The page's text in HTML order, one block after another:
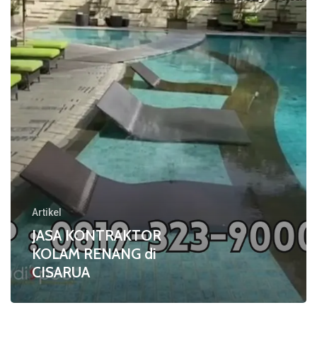
di
CISARUA
Artikel
JASA KONTRAKTOR
KOLAM RENANG di
CISARUA